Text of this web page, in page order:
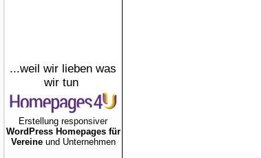
...weil wir lieben was
wir tun
Erstellung responsiver
WordPress Homepages für
Vereineund Unternehmen